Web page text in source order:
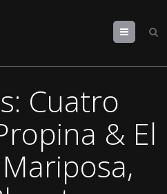
Menu
Cuatro
& El